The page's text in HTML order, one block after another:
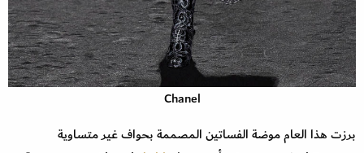
Chanel
برزت هذا العام موضة الفساتين المصممة بحواف غير متساوية